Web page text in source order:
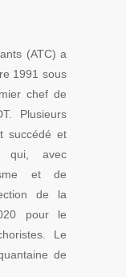
(ATC) a
1991 sous
chef de
Plusieurs
succédé et
qui, avec
et de
de la
pour le
Le
de